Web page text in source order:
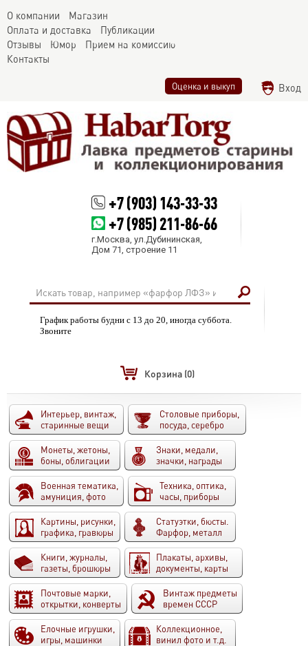
О компании
Магазин
Оплата и доставка
Публикации
Отзывы
Юмор
Прием на комиссию
Контакты
Оценка и выкуп Вход
+7 (903) 143-33-33
+7 (985) 211-86-66
г.Москва, ул.Дубининская,
Дом 71, строение 11
График работы будни с 13 до 20, иногда суббота.
Звоните
Корзина (0)
Интерьер, винтаж,
старинные вещи
Столовые приборы,
посуда, серебро
Монеты, жетоны,
боны, облигации
Знаки, медали,
значки, награды
Военная тематика,
амуниция, фото
Техника, оптика,
часы, приборы
Картины, рисунки,
графика, гравюры
Статуэтки, бюсты.
Фарфор, металл
Книги, журналы,
газеты, брошюры
Плакаты, архивы,
документы, карты
Почтовые марки,
открытки, конверты
Винтаж предметы
времен СССР
Елочные игрушки,
игры, машинки
Коллекционное,
винил фото и т.д.